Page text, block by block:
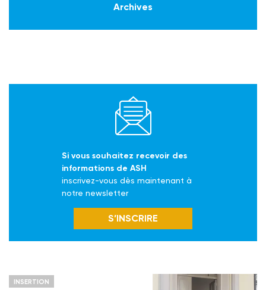
Archives
Si vous souhaitez recevoir des
informations de ASH
inscrivez-vous dès maintenant à
notre newsletter
S’INSCRIRE
INSERTION